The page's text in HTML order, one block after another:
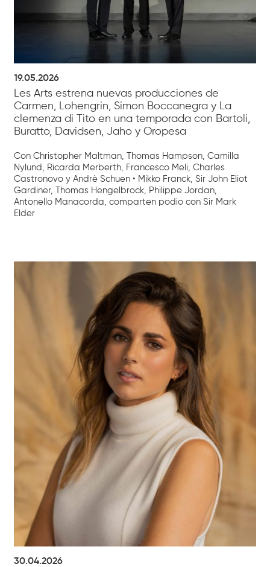
19.05.2026
Les Arts estrena nuevas producciones de
Carmen, Lohengrin, Simon Boccanegra y La
clemenza di Tito en una temporada con Bartoli,
Buratto, Davidsen, Jaho y Oropesa
Con Christopher Maltman, Thomas Hampson, Camilla
Nylund, Ricarda Merberth, Francesco Meli, Charles
Castronovo y Andrè Schuen • Mikko Franck, Sir John Eliot
Gardiner, Thomas Hengelbrock, Philippe Jordan,
Antonello Manacorda, comparten podio con Sir Mark
Elder
30.04.2026